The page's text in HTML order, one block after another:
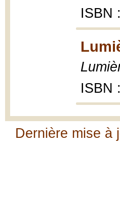
ISBN
ISBN
Dernière mise à